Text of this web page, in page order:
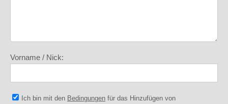
Vorname / Nick:
Ich bin mit den Bedingungen für das Hinzufügen von